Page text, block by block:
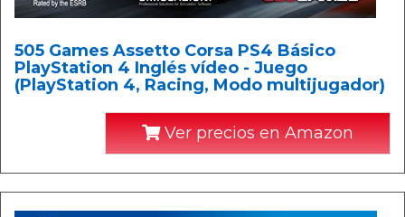
505 Games Assetto Corsa PS4 Básico
PlayStation 4 Inglés vídeo - Juego
(PlayStation 4, Racing, Modo multijugador)
Ver precios en Amazon